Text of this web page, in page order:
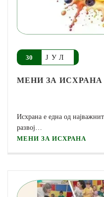
30 ЈУЛ
МЕНИ ЗА ИСХРАНА
Исхрана е една од
развој…
МЕНИ ЗА ИСХРАНА